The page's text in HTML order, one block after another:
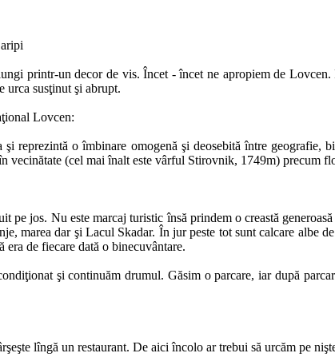
printr-un decor de vis. Încet - încet ne apropiem de
urca susţinut şi abrupt.
Lovcen:
reprezintă o îmbinare omogenă şi deosebită între
vecinătate (cel mai înalt este vârful Stirovnik, 1749m) precum
pe jos. Nu este marcaj turistic însă prindem o creastă
marea dar şi Lacul Skadar. În jur peste tot sunt calcare
era de fiecare dată o binecuvântare.
şi continuăm drumul. Găsim o parcare, iar după
lîngă un restaurant. De aici încolo ar trebui să urcăm pe